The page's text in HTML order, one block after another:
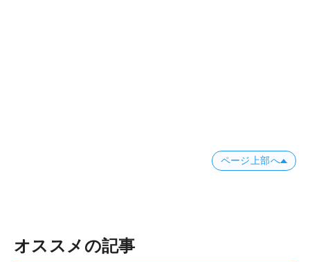
ページ上部へ
オススメの記事